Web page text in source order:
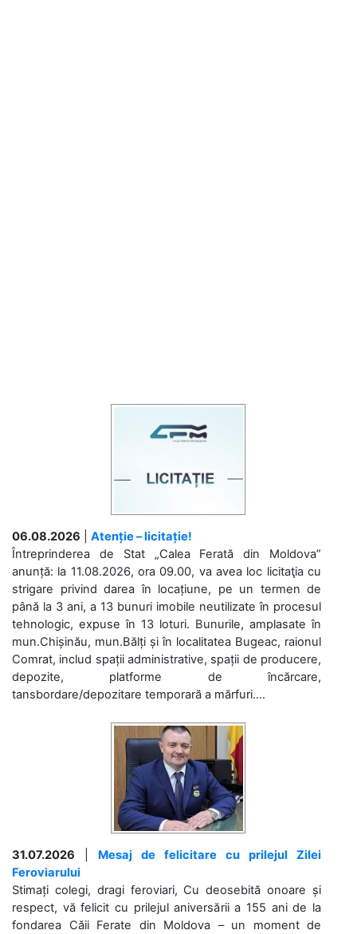
06.08.2026
Atenție – licitație!
Întreprinderea de Stat „Calea Ferată din Moldova”
anunță: la 11.08.2026, ora 09.00, va avea loc licitaţia cu
strigare privind darea în locațiune, pe un termen de
până la 3 ani, a 13 bunuri imobile neutilizate în procesul
tehnologic, expuse în 13 loturi. Bunurile, amplasate în
mun.Chișinău, mun.Bălți și în localitatea Bugeac, raionul
Comrat, includ spații administrative, spații de producere,
depozite, platforme de încărcare,
tansbordare/depozitare temporară a mărfuri....
31.07.2026
Mesaj de felicitare cu prilejul Zilei
Feroviarului
Stimați colegi, dragi feroviari, Cu deosebită onoare și
respect, vă felicit cu prilejul aniversării a 155 ani de la
fondarea Căii Ferate din Moldova – un moment de